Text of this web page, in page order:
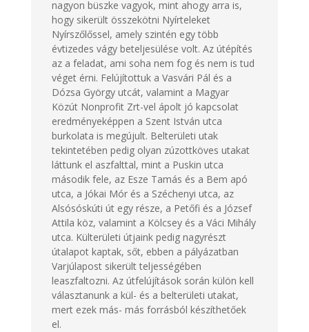
nagyon büszke vagyok, mint ahogy arra is,
hogy sikerült összekötni Nyírteleket
Nyírszőlőssel, amely szintén egy több
évtizedes vágy beteljesülése volt. Az útépítés
az a feladat, ami soha nem fog és nem is tud
véget érni. Felújítottuk a Vasvári Pál és a
Dózsa György utcát, valamint a Magyar
Közút Nonprofit Zrt-vel ápolt jó kapcsolat
eredményeképpen a Szent István utca
burkolata is megújult. Belterületi utak
tekintetében pedig olyan zúzottköves utakat
láttunk el aszfalttal, mint a Puskin utca
második fele, az Esze Tamás és a Bem apó
utca, a Jókai Mór és a Széchenyi utca, az
Alsósóskúti út egy része, a Petőfi és a József
Attila köz, valamint a Kölcsey és a Váci Mihály
utca. Külterületi útjaink pedig nagyrészt
útalapot kaptak, sőt, ebben a pályázatban
Varjúlapost sikerült teljességében
leaszfaltozni. Az útfelújítások során külön kell
választanunk a kül- és a belterületi utakat,
mert ezek más- más forrásból készíthetőek
el.